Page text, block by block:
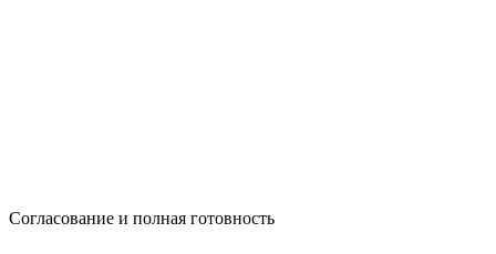
Согласование и полная готовность